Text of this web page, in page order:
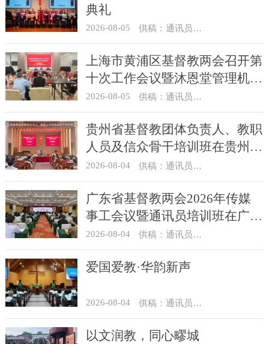
典礼
2026-08-05 供稿：通讯员 杨菁
上海市黄浦区基督教两会召开第
十次工作会议暨沐恩堂管理机构
七月份联席会议
2026-08-05 供稿：通讯员 景健美
贵州省基督教团体负责人、教职
人员及信众骨干培训班在贵州圣
经学校举办
2026-08-04 供稿：通讯员 杨菁
广东省基督教两会2026年传媒
事工会议暨通讯员培训班在广州
举办
2026-08-04 供稿：通讯员 汪浩
爱国爱教·华韵新声
2026-08-04 供稿：通讯员 景健美
以文润教，同心疁城